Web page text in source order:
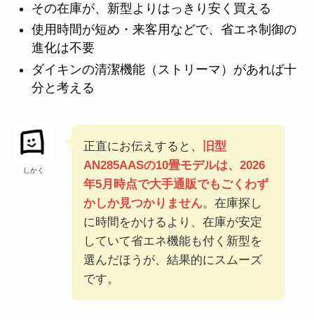
その在庫が、新型よりはっきり安く買える
使用時間が短め・来客用などで、省エネ制御の
進化は不要
ダイキンの清潔機能（ストリーマ）があれば十
分と考える
しかく
正直にお伝えすると、
旧型
AN285AASの10畳モデルは、2026
年5月時点で大手通販でもごくわず
かしか見つかりません。在庫探し
に時間をかけるより、在庫が安定
していて省エネ機能も付く新型を
選んだほうが、結果的にスムーズ
です。